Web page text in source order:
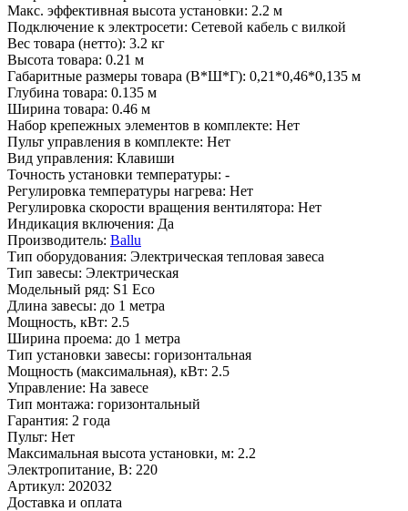
Макс. эффективная высота установки: 2.2 м
Подключение к электросети: Сетевой кабель с вилкой
Вес товара (нетто): 3.2 кг
Высота товара: 0.21 м
Габаритные размеры товара (В*Ш*Г): 0,21*0,46*0,135 м
Глубина товара: 0.135 м
Ширина товара: 0.46 м
Набор крепежных элементов в комплекте: Нет
Пульт управления в комплекте: Нет
Вид управления: Клавиши
Точность установки температуры: -
Регулировка температуры нагрева: Нет
Регулировка скорости вращения вентилятора: Нет
Индикация включения: Да
Производитель: Ballu
Тип оборудования: Электрическая тепловая завеса
Тип завесы: Электрическая
Модельный ряд: S1 Eco
Длина завесы: до 1 метра
Мощность, кВт: 2.5
Ширина проема: до 1 метра
Тип установки завесы: горизонтальная
Мощность (максимальная), кВт: 2.5
Управление: На завесе
Тип монтажа: горизонтальный
Гарантия: 2 года
Пульт: Нет
Максимальная высота установки, м: 2.2
Электропитание, В: 220
Артикул: 202032
Доставка и оплата